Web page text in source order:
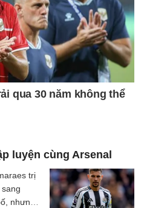
luyện cùng Arsenal
trị
nhưng